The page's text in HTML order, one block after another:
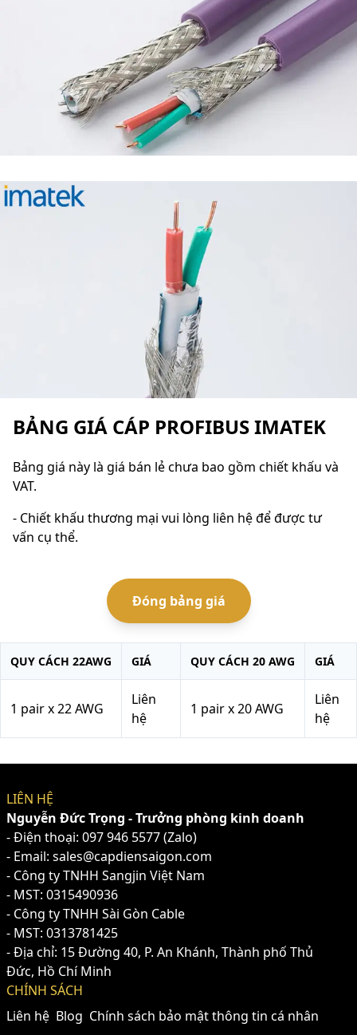
BẢNG GIÁ CÁP PROFIBUS IMATEK
Bảng giá này là giá bán lẻ chưa bao gồm chiết khấu và
VAT.
- Chiết khấu thương mại vui lòng liên hệ để được tư
vấn cụ thể.
Đóng bảng giá
QUY CÁCH 22AWG GIÁ QUY CÁCH 20 AWG GIÁ
1 pair x 22 AWG
Liên
hệ
1 pair x 20 AWG
Liên
hệ
LIÊN HỆ
Nguyễn Đức Trọng - Trưởng phòng kinh doanh
- Điện thoại: 097 946 5577(Zalo)
- Email: sales@capdiensaigon.com
- Công ty TNHH Sangjin Việt Nam
- MST: 0315490936
- Công ty TNHH Sài Gòn Cable
- MST: 0313781425
- Địa chỉ: 15 Đường 40, P. An Khánh, Thành phố Thủ
Đức, Hồ Chí Minh
CHÍNH SÁCH
Liên hệ Blog Chính sách bảo mật thông tin cá nhân